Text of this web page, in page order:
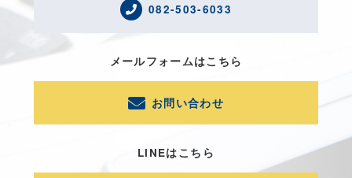
082-503-6033
メールフォームはこちら
お問い合わせ
LINEはこちら